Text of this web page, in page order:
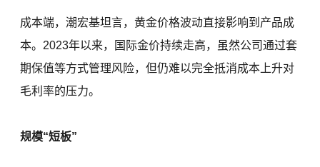
成本端，潮宏基坦言，黄金价格波动直接影响到产品成
本。2023年以来，国际金价持续走高，虽然公司通过套
期保值等方式管理风险，但仍难以完全抵消成本上升对
毛利率的压力。
规模“短板”